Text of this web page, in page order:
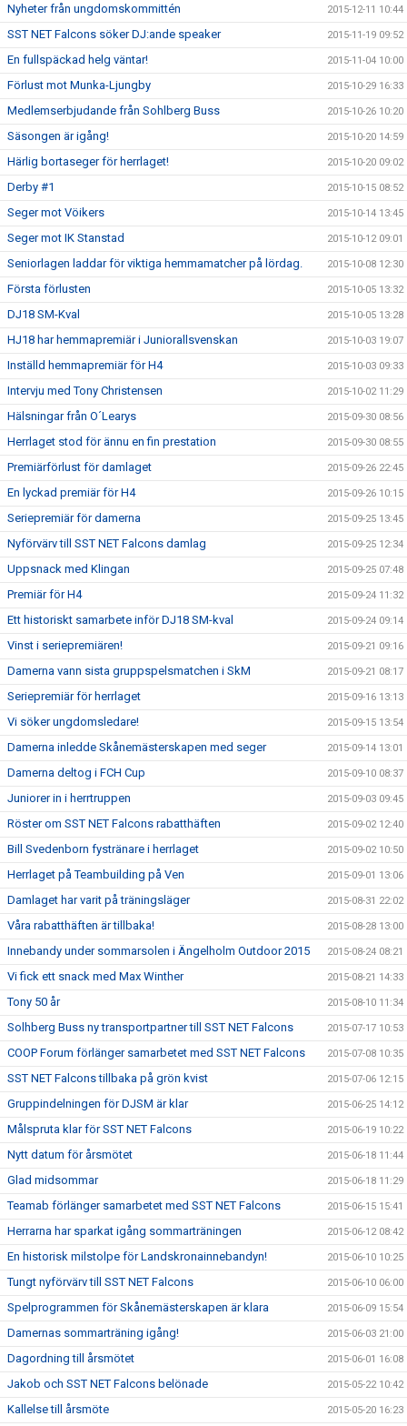
Nyheter från ungdomskommittén 2015-12-11 10:44
SST NET Falcons söker DJ:ande speaker 2015-11-19 09:52
En fullspäckad helg väntar! 2015-11-04 10:00
Förlust mot Munka-Ljungby 2015-10-29 16:33
Medlemserbjudande från Sohlberg Buss 2015-10-26 10:20
Säsongen är igång! 2015-10-20 14:59
Härlig bortaseger för herrlaget! 2015-10-20 09:02
Derby #1 2015-10-15 08:52
Seger mot Vöikers 2015-10-14 13:45
Seger mot IK Stanstad 2015-10-12 09:01
Seniorlagen laddar för viktiga hemmamatcher på lördag. 2015-10-08 12:30
Första förlusten 2015-10-05 13:32
DJ18 SM-Kval 2015-10-05 13:28
HJ18 har hemmapremiär i Juniorallsvenskan 2015-10-03 19:07
Inställd hemmapremiär för H4 2015-10-03 09:33
Intervju med Tony Christensen 2015-10-02 11:29
Hälsningar från O´Learys 2015-09-30 08:56
Herrlaget stod för ännu en fin prestation 2015-09-30 08:55
Premiärförlust för damlaget 2015-09-26 22:45
En lyckad premiär för H4 2015-09-26 10:15
Seriepremiär för damerna 2015-09-25 13:45
Nyförvärv till SST NET Falcons damlag 2015-09-25 12:34
Uppsnack med Klingan 2015-09-25 07:48
Premiär för H4 2015-09-24 11:32
Ett historiskt samarbete inför DJ18 SM-kval 2015-09-24 09:14
Vinst i seriepremiären! 2015-09-21 09:16
Damerna vann sista gruppspelsmatchen i SkM 2015-09-21 08:17
Seriepremiär för herrlaget 2015-09-16 13:13
Vi söker ungdomsledare! 2015-09-15 13:54
Damerna inledde Skånemästerskapen med seger 2015-09-14 13:01
Damerna deltog i FCH Cup 2015-09-10 08:37
Juniorer in i herrtruppen 2015-09-03 09:45
Röster om SST NET Falcons rabatthäften 2015-09-02 12:40
Bill Svedenborn fystränare i herrlaget 2015-09-02 10:50
Herrlaget på Teambuilding på Ven 2015-09-01 13:06
Damlaget har varit på träningsläger 2015-08-31 22:02
Våra rabatthäften är tillbaka! 2015-08-28 13:00
Innebandy under sommarsolen i Ängelholm Outdoor 2015 2015-08-24 08:21
Vi fick ett snack med Max Winther 2015-08-21 14:33
Tony 50 år 2015-08-10 11:34
Solhberg Buss ny transportpartner till SST NET Falcons 2015-07-17 10:53
COOP Forum förlänger samarbetet med SST NET Falcons 2015-07-08 10:35
SST NET Falcons tillbaka på grön kvist 2015-07-06 12:15
Gruppindelningen för DJSM är klar 2015-06-25 14:12
Målspruta klar för SST NET Falcons 2015-06-19 10:22
Nytt datum för årsmötet 2015-06-18 11:44
Glad midsommar 2015-06-18 11:29
Teamab förlänger samarbetet med SST NET Falcons 2015-06-15 15:41
Herrarna har sparkat igång sommarträningen 2015-06-12 08:42
En historisk milstolpe för Landskronainnebandyn! 2015-06-10 10:25
Tungt nyförvärv till SST NET Falcons 2015-06-10 06:00
Spelprogrammen för Skånemästerskapen är klara 2015-06-09 15:54
Damernas sommarträning igång! 2015-06-03 21:00
Dagordning till årsmötet 2015-06-01 16:08
Jakob och SST NET Falcons belönade 2015-05-22 10:42
Kallelse till årsmöte 2015-05-20 16:23